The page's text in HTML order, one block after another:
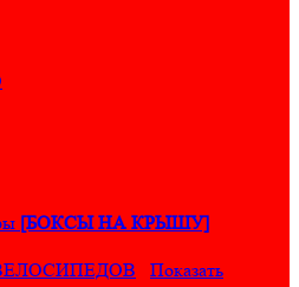
[БОКСЫ НА КРЫШУ]
Показать